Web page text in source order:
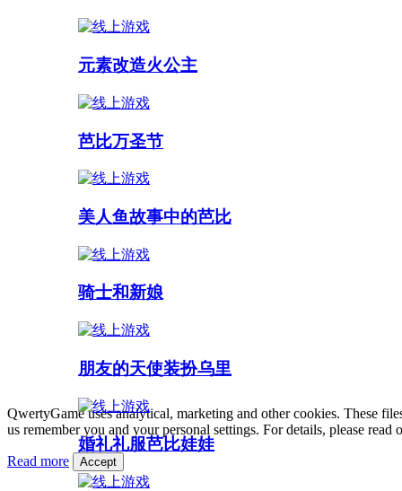
元素改造火公主
芭比万圣节
美人鱼故事中的芭比
骑士和新娘
朋友的天使装扮乌里
婚礼礼服芭比娃娃
QwertyGame uses analytical, marketing and other cookies. These
us remember you and your personal settings. For details, please read
Read more Accept